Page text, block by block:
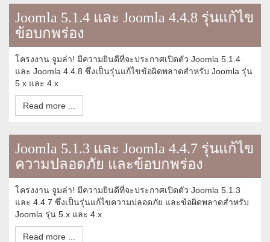
Joomla 5.1.4 และ Joomla 4.4.8 รุ่นแก้ไข
ข้อบกพร่อง
โครงงาน จูมล่า! มีความยินดีที่จะประกาศเปิดตัว Joomla 5.1.4
และ Joomla 4.4.8 ซึ่งเป็นรุ่นแก้ไขข้อผิดพลาดสำหรับ Joomla รุ่น
5.x และ 4.x
Read more ...
Joomla 5.1.3 และ Joomla 4.4.7 รุ่นแก้ไข
ความปลอดภัย และข้อบกพร่อง
โครงงาน จูมล่า! มีความยินดีที่จะประกาศเปิดตัว Joomla 5.1.3
และ 4.4.7 ซึ่งเป็นรุ่นแก้ไขความปลอดภัย และข้อผิดพลาดสำหรับ
Joomla รุ่น 5.x และ 4.x
Read more ...